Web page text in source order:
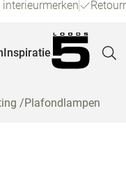
interieurmerken
Inspiratie
/Plafondlampen